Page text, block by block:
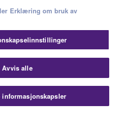
HA-L7A
hodetelefonforsterker
som gjør at du kan dykke
inn i favorittinnholdet ditt
ved å kombinere
overlegen Hi-Fi-
lydteknologi med
Erklæring om bruk av
Avvis alle
informasjonskapsler